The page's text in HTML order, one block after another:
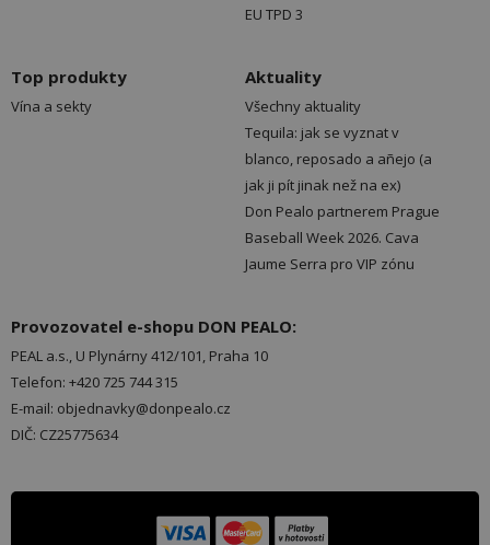
EU TPD 3
Top produkty
Vína a sekty
Aktuality
Všechny aktuality
Tequila: jak se vyznat v
blanco, reposado a añejo (a
jak ji pít jinak než na ex)
Don Pealo partnerem Prague
Baseball Week 2026. Cava
Jaume Serra pro VIP zónu
Provozovatel e-shopu DON PEALO:
PEAL a.s., U Plynárny 412/101, Praha 10
Telefon: +420 725 744 315
E-mail: objednavky@donpealo.cz
DIČ: CZ25775634